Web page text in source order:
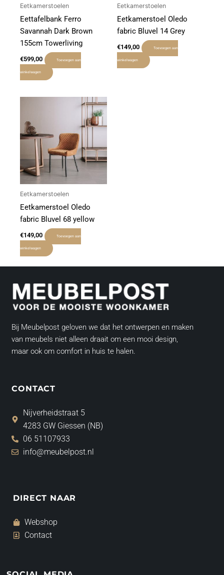
Eetkamerstoelen
Eettafelbank Ferro
Savannah Dark Brown
155cm Towerliving
€599,00 Toevoegen aan
winkelwagen
Eetkamerstoelen
Eetkamerstoel Oledo
fabric Bluvel 14 Grey
€149,00 Toevoegen aan
winkelwagen
Eetkamerstoelen
Eetkamerstoel Oledo
fabric Bluvel 68 yellow
€149,00 Toevoegen aan
winkelwagen
Bij Meubelpost geloven we dat het ontwerpen en maken
van meubels niet alleen draait om een mooi design,
maar ook om comfort in huis te halen.
CONTACT
Nijverheidstraat 5
4283 GW Giessen (NB)
06 51107933
info@meubelpost.nl
DIRECT NAAR
Webshop
Contact